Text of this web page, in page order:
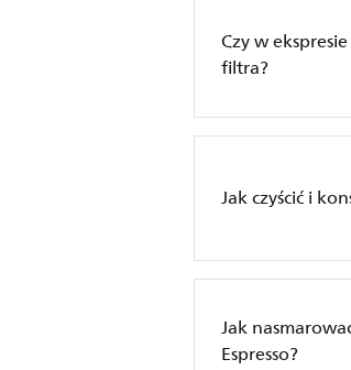
Czy w
filtra?
Jak czyścić i
Jak
Espresso?